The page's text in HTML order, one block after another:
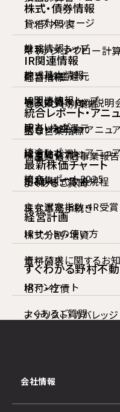
貸借対照表
キャッシュ・フロー計
経営指標
セグメント別業績
主な営業指標
トップメッセージ
財務ハイライト
配当・株主還元
個人投資家向け説明
統合レポート・アニュ
株主通信（旧事業報告
よくあるご質問
株式・債券情報
株式情報トップ
株式基本情報
株主情報
配当・株主還元
株主総会資料
定款・株式取扱規程
株式事務手続き
株式分割・増資
電子公告
格付・社債
アナリスト・カバレッジ
IR関連情報
IR関連情報トップ
IRカレンダー
IR活動状況
用語集
主な選定指数・IR受
IRサイトの使い方
資料請求に関するお
IRアンケート
よくあるご質問
統合レポート・アニ
統合レポート・アニュ
統合レポート2025
最新株価チャート
経営計画
すぐわかる野村不
会社情報